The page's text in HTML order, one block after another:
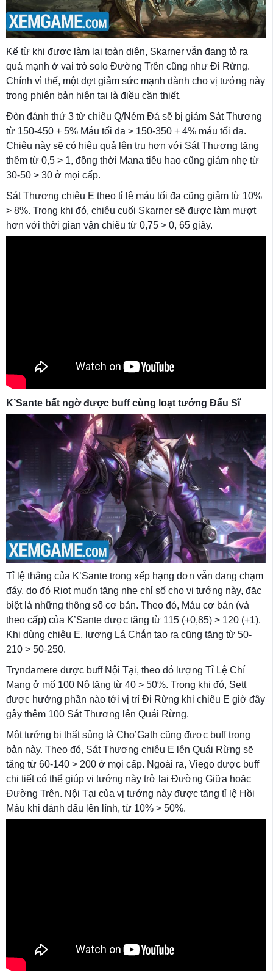
Kể từ khi được làm lại toàn diện, Skarner vẫn đang tỏ ra
quá mạnh ở vai trò solo Đường Trên cũng như Đi Rừng.
Chính vì thế, một đợt giảm sức mạnh dành cho vị tướng này
trong phiên bản hiện tại là điều cần thiết.
Đòn đánh thứ 3 từ chiêu Q/Ném Đá sẽ bị giảm Sát Thương
từ 150-450 + 5% Máu tối đa > 150-350 + 4% máu tối đa.
Chiêu này sẽ có hiệu quả lên trụ hơn với Sát Thương tăng
thêm từ 0,5 > 1, đồng thời Mana tiêu hao cũng giảm nhẹ từ
30-50 > 30 ở mọi cấp.
Sát Thương chiêu E theo tỉ lệ máu tối đa cũng giảm từ 10%
> 8%. Trong khi đó, chiêu cuối Skarner sẽ được làm mượt
hơn với thời gian vận chiêu từ 0,75 > 0, 65 giây.
K’Sante bất ngờ được buff cùng loạt tướng Đấu Sĩ
Tỉ lệ thắng của K’Sante trong xếp hạng đơn vẫn đang chạm
đáy, do đó Riot muốn tăng nhẹ chỉ số cho vị tướng này, đặc
biệt là những thông số cơ bản. Theo đó, Máu cơ bản (và
theo cấp) của K’Sante được tăng từ 115 (+0,85) > 120 (+1).
Khi dùng chiêu E, lượng Lá Chắn tạo ra cũng tăng từ 50-
210 > 50-250.
Tryndamere được buff Nội Tại, theo đó lượng Tỉ Lệ Chí
Mạng ở mố 100 Nộ tăng từ 40 > 50%. Trong khi đó, Sett
được hướng phần nào tới vị trí Đi Rừng khi chiêu E giờ đây
gây thêm 100 Sát Thương lên Quái Rừng.
Một tướng bị thất sủng là Cho’Gath cũng được buff trong
bản này. Theo đó, Sát Thương chiêu E lên Quái Rừng sẽ
tăng từ 60-140 > 200 ở mọi cấp. Ngoài ra, Viego được buff
chi tiết có thể giúp vị tướng này trở lại Đường Giữa hoặc
Đường Trên. Nội Tại của vị tướng này được tăng tỉ lệ Hồi
Máu khi đánh dấu lên lính, từ 10% > 50%.